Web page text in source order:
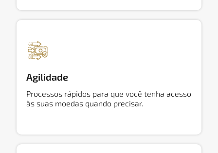
Agilidade
Processos rápidos para que você tenha acesso
às suas moedas quando precisar.